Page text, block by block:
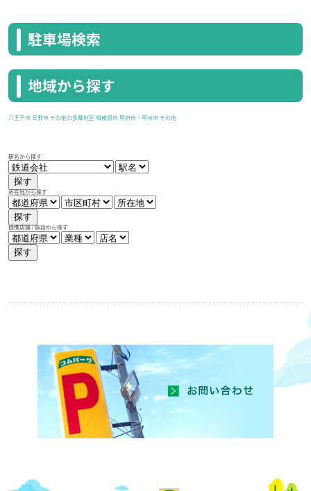
駐車場検索
地域から探す
八王子市 日野市 その他の多摩地区 相模原市 甲府市・甲州市 その他
駅名から探す
探す
所在地から探す
探す
提携店舗 / 施設から探す
探す